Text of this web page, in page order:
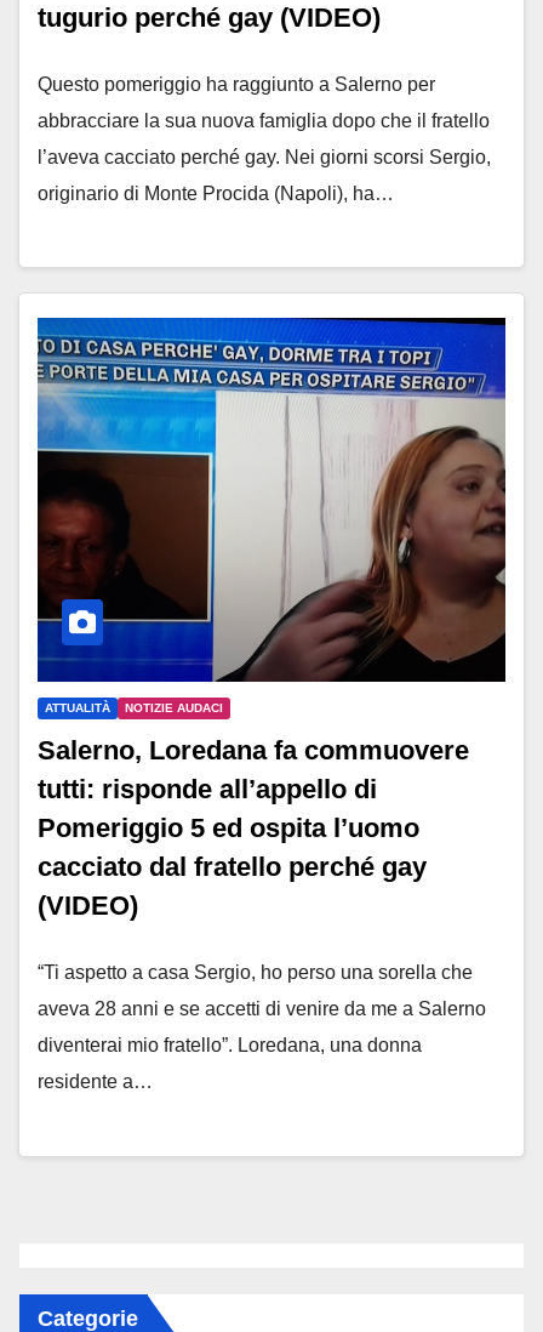
tugurio perché gay (VIDEO)
Questo pomeriggio ha raggiunto a Salerno per
abbracciare la sua nuova famiglia dopo che il fratello
l’aveva cacciato perché gay. Nei giorni scorsi Sergio,
originario di Monte Procida (Napoli), ha…
ATTUALITÀ NOTIZIE AUDACI
Salerno, Loredana fa commuovere
tutti: risponde all’appello di
Pomeriggio 5 ed ospita l’uomo
cacciato dal fratello perché gay
(VIDEO)
“Ti aspetto a casa Sergio, ho perso una sorella che
aveva 28 anni e se accetti di venire da me a Salerno
diventerai mio fratello”. Loredana, una donna
residente a…
Categorie